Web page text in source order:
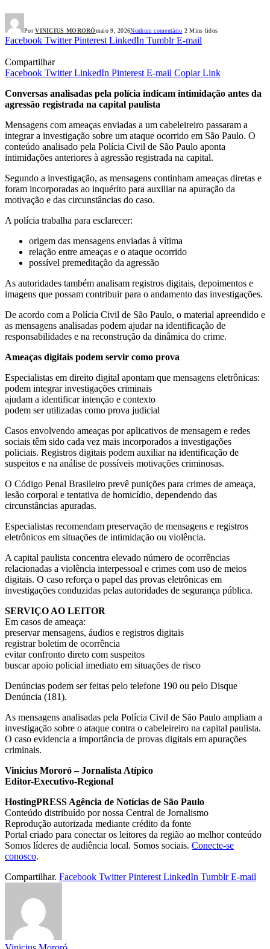
Por VINICIUS MORORÓmaio 9, 2026Nenhum comentário 2 Mins lidos
Facebook Twitter Pinterest LinkedIn Tumblr E-mail
Compartilhar
Facebook Twitter LinkedIn Pinterest E-mail Copiar Link
Conversas analisadas pela polícia indicam intimidação antes da
agressão registrada na capital paulista
Mensagens com ameaças enviadas a um cabeleireiro passaram a
integrar a investigação sobre um ataque ocorrido em São Paulo. O
conteúdo analisado pela Polícia Civil de São Paulo aponta
intimidações anteriores à agressão registrada na capital.
Segundo a investigação, as mensagens continham ameaças diretas e
foram incorporadas ao inquérito para auxiliar na apuração da
motivação e das circunstâncias do caso.
A polícia trabalha para esclarecer:
origem das mensagens enviadas à vítima
relação entre ameaças e o ataque ocorrido
possível premeditação da agressão
As autoridades também analisam registros digitais, depoimentos e
imagens que possam contribuir para o andamento das investigações.
De acordo com a Polícia Civil de São Paulo, o material apreendido e
as mensagens analisadas podem ajudar na identificação de
responsabilidades e na reconstrução da dinâmica do crime.
Ameaças digitais podem servir como prova
Especialistas em direito digital apontam que mensagens eletrônicas:
podem integrar investigações criminais
ajudam a identificar intenção e contexto
podem ser utilizadas como prova judicial
Casos envolvendo ameaças por aplicativos de mensagem e redes
sociais têm sido cada vez mais incorporados a investigações
policiais. Registros digitais podem auxiliar na identificação de
suspeitos e na análise de possíveis motivações criminosas.
O Código Penal Brasileiro prevê punições para crimes de ameaça,
lesão corporal e tentativa de homicídio, dependendo das
circunstâncias apuradas.
Especialistas recomendam preservação de mensagens e registros
eletrônicos em situações de intimidação ou violência.
A capital paulista concentra elevado número de ocorrências
relacionadas a violência interpessoal e crimes com uso de meios
digitais. O caso reforça o papel das provas eletrônicas em
investigações conduzidas pelas autoridades de segurança pública.
SERVIÇO AO LEITOR
Em casos de ameaça:
preservar mensagens, áudios e registros digitais
registrar boletim de ocorrência
evitar confronto direto com suspeitos
buscar apoio policial imediato em situações de risco
Denúncias podem ser feitas pelo telefone 190 ou pelo Disque
Denúncia (181).
As mensagens analisadas pela Polícia Civil de São Paulo ampliam a
investigação sobre o ataque contra o cabeleireiro na capital paulista.
O caso evidencia a importância de provas digitais em apurações
criminais.
Vinicius Mororó – Jornalista Atípico
Editor-Executivo-Regional
HostingPRESS Agência de Notícias de São Paulo
Conteúdo distribuído por nossa Central de Jornalismo
Reprodução autorizada mediante crédito da fonte
Portal criado para conectar os leitores da região ao melhor conteúdo
Somos líderes de audiência local. Somos sociais. Conecte-se
conosco.
Compartilhar. Facebook Twitter Pinterest LinkedIn Tumblr E-mail